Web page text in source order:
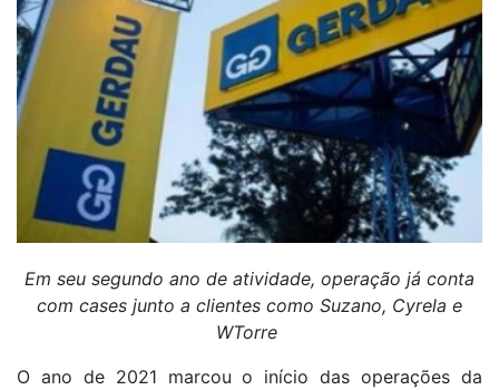
Em seu segundo ano de atividade, operação já conta
com cases junto a clientes como Suzano, Cyrela e
WTorre
O ano de 2021 marcou o início das operações da